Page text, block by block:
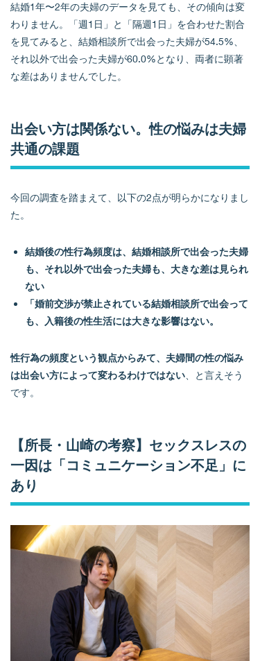
結婚1年〜2年の夫婦のデータを見ても、その傾向は変
わりません。「週1日」と「隔週1日」を合わせた割合
を見てみると、結婚相談所で出会った夫婦が54.5%、
それ以外で出会った夫婦が60.0%となり、両者に顕著
な差はありませんでした。
出会い方は関係ない。性の悩みは夫婦
共通の課題
今回の調査を踏まえて、以下の2点が明らかになりまし
た。
結婚後の性行為頻度は、結婚相談所で出会った夫婦
も、それ以外で出会った夫婦も、大きな差は見られ
ない
「婚前交渉が禁止されている結婚相談所で出会って
も、入籍後の性生活には大きな影響はない。
性行為の頻度という観点からみて、夫婦間の性の悩み
は出会い方によって変わるわけではない 、と言えそう
です。
【所長・山崎の考察】セックスレスの
一因は「コミュニケーション不足」に
あり